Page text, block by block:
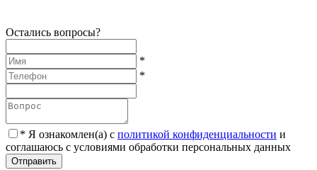
Остались вопросы?
*
*
* Я ознакомлен(а) с политикой конфиденциальности и
соглашаюсь с условиями обработки персональных данных
Отправить